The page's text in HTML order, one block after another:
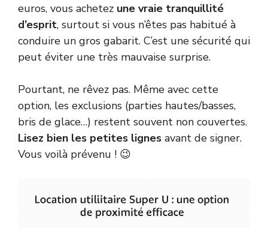
euros, vous achetez une vraie tranquillité
d’esprit, surtout si vous n’êtes pas habitué à
conduire un gros gabarit. C’est une sécurité qui
peut éviter une très mauvaise surprise.
Pourtant, ne rêvez pas. Même avec cette
option, les exclusions (parties hautes/basses,
bris de glace…) restent souvent non couvertes.
Lisez bien les petites lignes avant de signer.
Vous voilà prévenu ! 😉